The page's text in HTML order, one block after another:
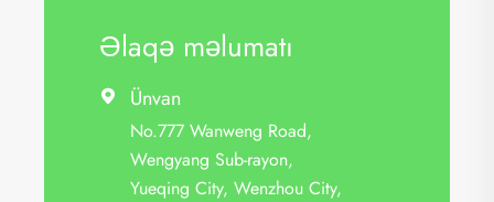
Əlaqə məlumatı
 Ünvan
No.777 Wanweng Road,
Wengyang Sub-rayon,
Yueqing City, Wenzhou City,